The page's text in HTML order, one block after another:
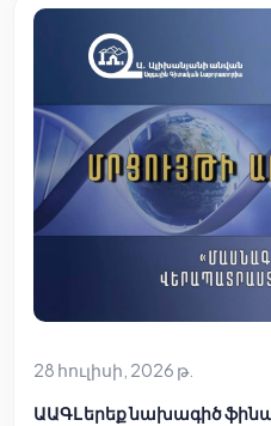
28 հուլիսի, 2026 թ.
ԱԱԳԼ երեք նախագիծ